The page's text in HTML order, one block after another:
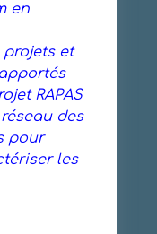
en
projets et
RAPAS
des
pour
les